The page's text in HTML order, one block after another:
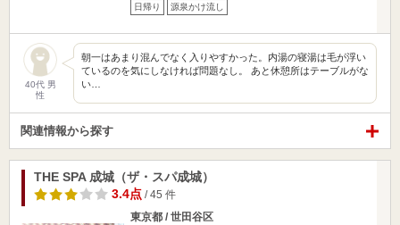
日帰り 源泉かけ流し
40代 男
性
朝一はあまり混んでなく入りやすかった。内湯の寝湯は毛が浮い
ているのを気にしなければ問題なし。 あと休憩所はテーブルがな
い…
関連情報から探す
THE SPA 成城（ザ・スパ成城）
3.4点 / 45 件
東京都 / 世田谷区